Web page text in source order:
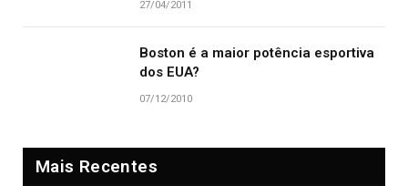
27/04/2011
Boston é a maior potência esportiva
dos EUA?
07/12/2010
Mais Recentes